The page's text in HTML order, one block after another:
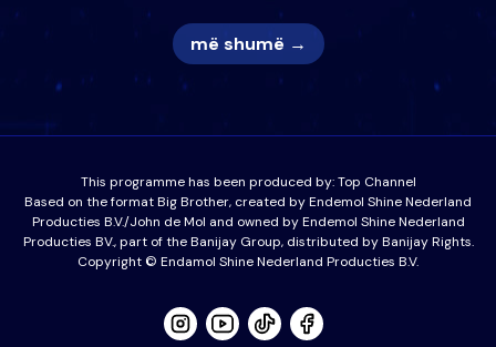
më shumë →
This programme has been produced by:Top Channel
Based on the format Big Brother, created by Endemol Shine Nederland
Producties B.V./John de Mol and owned by Endemol Shine Nederland
Producties BV., part of the Banijay Group, distributed by Banijay Rights.
Copyright © Endamol Shine Nederland Producties B.V.